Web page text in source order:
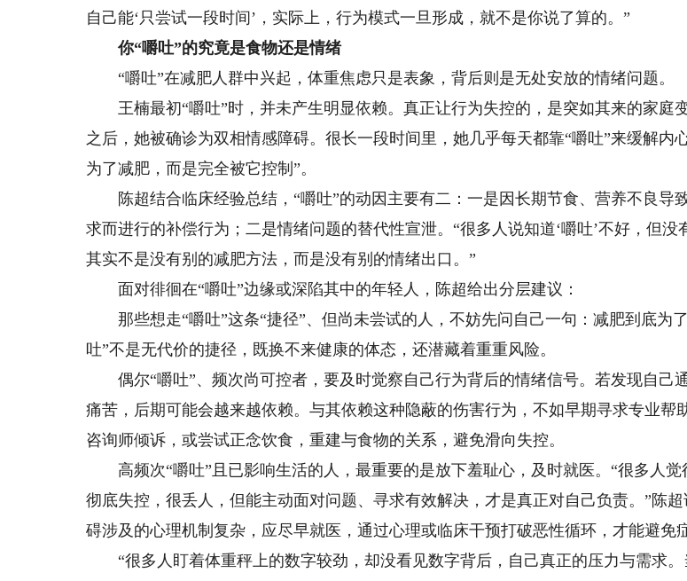
自己能‘只尝试一段时间’，实际上，行为模式一旦形成，就不是你说了算的。”
你“嚼吐”的究竟是食物还是情绪
“嚼吐”在减肥人群中兴起，体重焦虑只是表象，背后则是无处安放的情绪问题。
王楠最初“嚼吐”时，并未产生明显依赖。真正让行为失控的，是突如其来的家
之后，她被确诊为双相情感障碍。很长一段时间里，她几乎每天都靠“嚼吐”来缓解内
为了减肥，而是完全被它控制”。
陈超结合临床经验总结，“嚼吐”的动因主要有二：一是因长期节食、营养不良导
求而进行的补偿行为；二是情绪问题的替代性宣泄。“很多人说知道‘嚼吐’不好，但没
其实不是没有别的减肥方法，而是没有别的情绪出口。”
面对徘徊在“嚼吐”边缘或深陷其中的年轻人，陈超给出分层建议：
那些想走“嚼吐”这条“捷径”、但尚未尝试的人，不妨先问自己一句：减肥到底为
吐”不是无代价的捷径，既换不来健康的体态，还潜藏着重重风险。
偶尔“嚼吐”、频次尚可控者，要及时觉察自己行为背后的情绪信号。若发现自己
痛苦，后期可能会越来越依赖。与其依赖这种隐蔽的伤害行为，不如早期寻求专业
咨询师倾诉，或尝试正念饮食，重建与食物的关系，避免滑向失控。
高频次“嚼吐”且已影响生活的人，最重要的是放下羞耻心，及时就医。“很多人觉
彻底失控，很丢人，但能主动面对问题、寻求有效解决，才是真正对自己负责。”陈
碍涉及的心理机制复杂，应尽早就医，通过心理或临床干预打破恶性循环，才能避免
“很多人盯着体重秤上的数字较劲，却没看见数字背后，自己真正的压力与需求。